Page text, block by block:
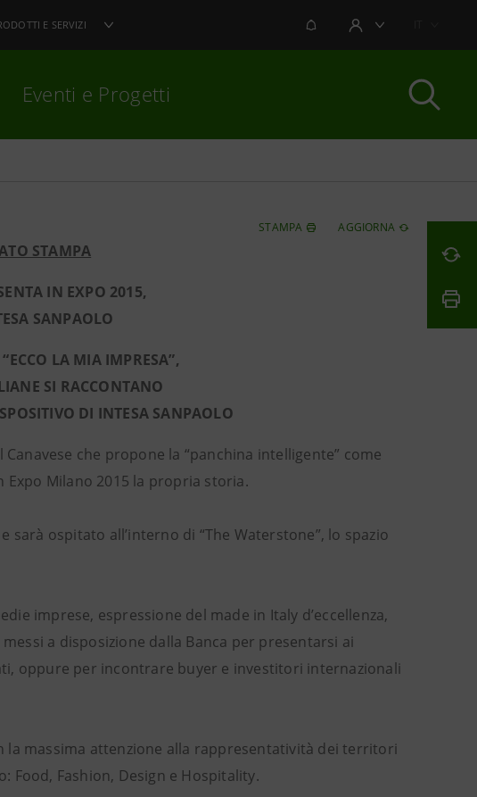
E SERVIZI NOTIFICHEAREA UTENTE
Eventi e Progetti
STAMPA AGGIORNA
STAMPA
IN EXPO 2015,
SANPAOLO
LA MIA IMPRESA”,
SI RACCONTANO
DI INTESA SANPAOLO
che propone la “panchina intelligente” come
Milano 2015 la propria storia.
e sarà ospitato all’interno di “The Waterstone”, lo spazio
imprese, espressione del made in Italy d’eccellenza,
a disposizione dalla Banca per presentarsi ai
oppure per incontrare buyer e investitori internazionali
la massima attenzione alla rappresentatività dei territori
Food, Fashion, Design e Hospitality.